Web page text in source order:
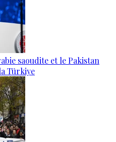
saoudite et le Pakistan
Türkiye